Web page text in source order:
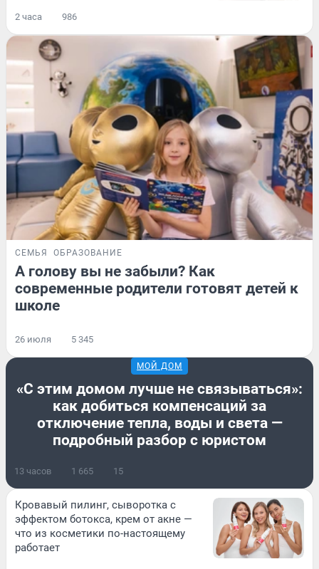
2 часа 986
СЕМЬЯ ОБРАЗОВАНИЕ
А голову вы не забыли? Как
современные родители готовят детей к
школе
26 июля 5 345
МОЙ ДОМ
«С этим домом лучше не связываться»:
как добиться компенсаций за
отключение тепла, воды и света —
подробный разбор с юристом
13 часов 1 665 15
Кровавый пилинг, сыворотка с
эффектом ботокса, крем от акне —
что из косметики по-настоящему
работает